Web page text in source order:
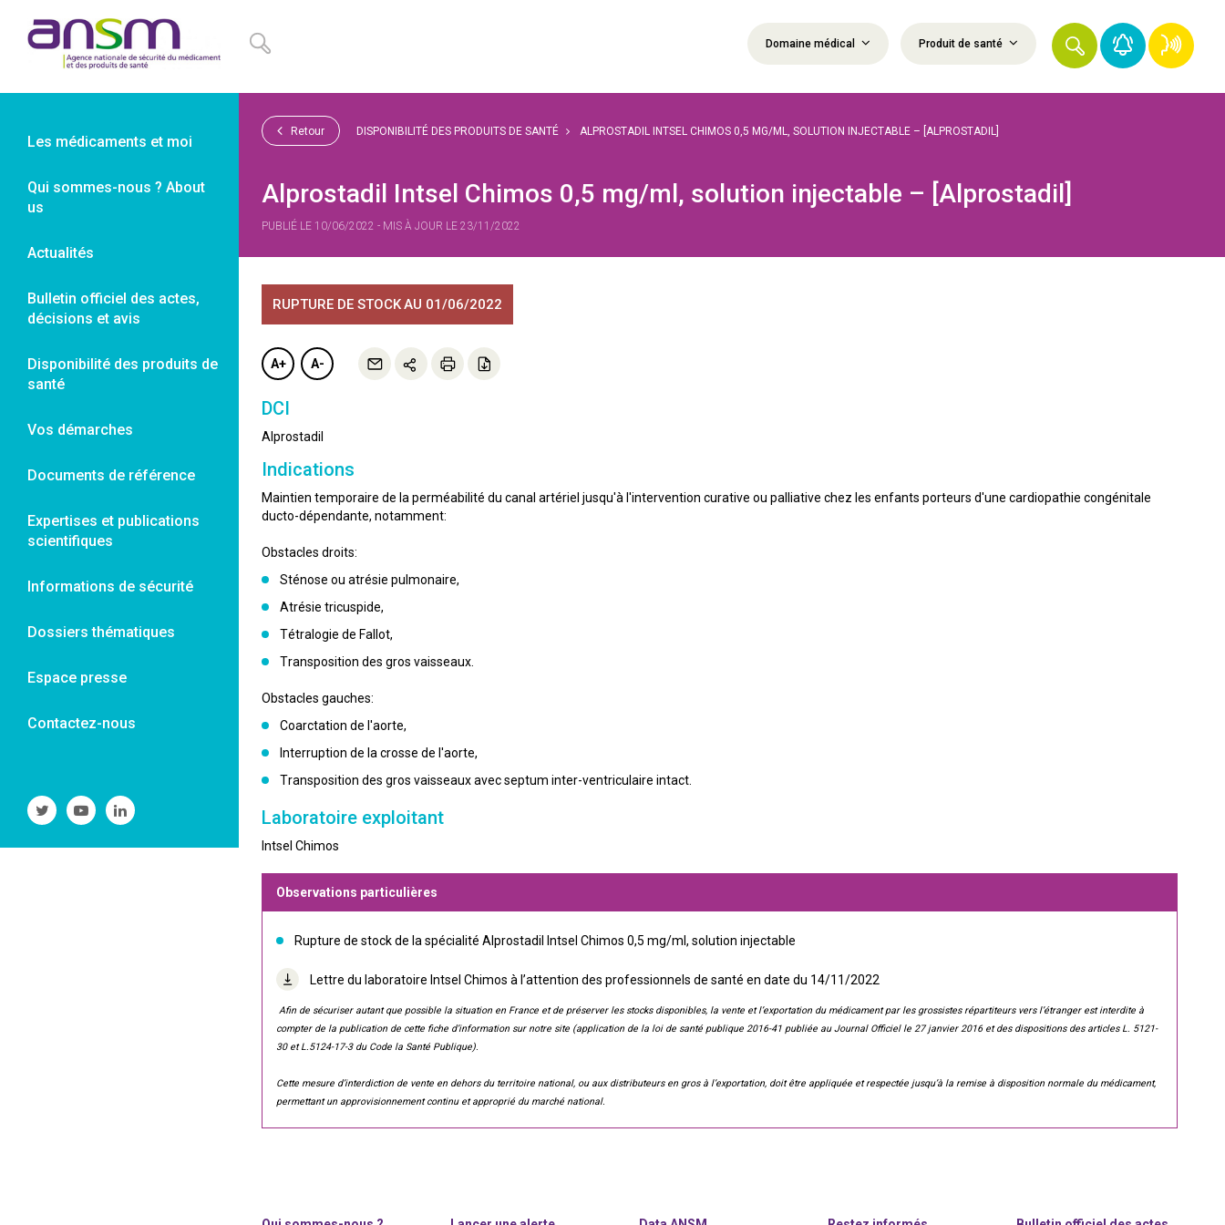
Domaine médical Produit de santé
Les médicaments et moi
Qui sommes-nous ? About
us
Actualités
Bulletin officiel des actes,
décisions et avis
Disponibilité des produits de
santé
Vos démarches
Documents de référence
Expertises et publications
scientifiques
Informations de sécurité
Dossiers thématiques
Espace presse
Contactez-nous
Suivre
l'ANSM
Twitter
Suivre
l'ANSM
Youtube
Suivre
l'ANSM
Linkedin
Retour DISPONIBILITÉ DES PRODUITS DE SANTÉ ALPROSTADIL INTSEL CHIMOS 0,5 MG/ML, SOLUTION INJECTABLE – [ALPROSTADIL]
Alprostadil Intsel Chimos 0,5 mg/ml, solution injectable – [Alprostadil]
PUBLIÉ LE 10/06/2022 - MIS À JOUR LE 23/11/2022
RUPTURE DE STOCKAU 01/06/2022
A+ A-
DCI
Alprostadil
Indications
Maintien temporaire de la perméabilité du canal artériel jusqu'à l'intervention curative ou palliative chez les enfants porteurs d'une cardiopathie congénitale
ducto-dépendante, notamment:
Obstacles droits:
Sténose ou atrésie pulmonaire,
Atrésie tricuspide,
Tétralogie de Fallot,
Transposition des gros vaisseaux.
Obstacles gauches:
Coarctation de l'aorte,
Interruption de la crosse de l'aorte,
Transposition des gros vaisseaux avec septum inter-ventriculaire intact.
Laboratoire exploitant
Intsel Chimos
Observations particulières
Rupture de stock de la spécialité Alprostadil Intsel Chimos 0,5 mg/ml, solution injectable
Lettre du laboratoire Intsel Chimos à l’attention des professionnels de santé en date du 14/11/2022
Afin de sécuriser autant que possible la situation en France et de préserver les stocks disponibles, la vente et l’exportation du médicament par les grossistes répartiteurs vers l’étranger est interdite à
compter de la publication de cette fiche d’information sur notre site (application de la loi de santé publique 2016-41 publiée au Journal Officiel le 27 janvier 2016 et des dispositions des articles L. 5121-
30 et L.5124-17-3 du Code la Santé Publique).
Cette mesure d’interdiction de vente en dehors du territoire national, ou aux distributeurs en gros à l’exportation, doit être appliquée et respectée jusqu’à la remise à disposition normale du médicament,
permettant un approvisionnement continu et approprié du marché national.